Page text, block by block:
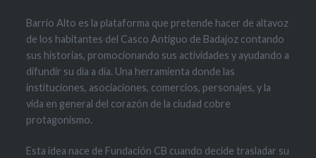
Barrio Alto es la plataforma que pretende hacer de altavoz
de los habitantes del Casco Antiguo de Badajoz contando
sus historias, promocionando sus actividades y ayudando a
difundir su día a día. Una herramienta donde las
instituciones, asociaciones, comercios, personajes, y la
vida en general del corazón de la ciudad cobre
protagonismo.
Esta idea nace de Fundación CB cuando decide trasladar su